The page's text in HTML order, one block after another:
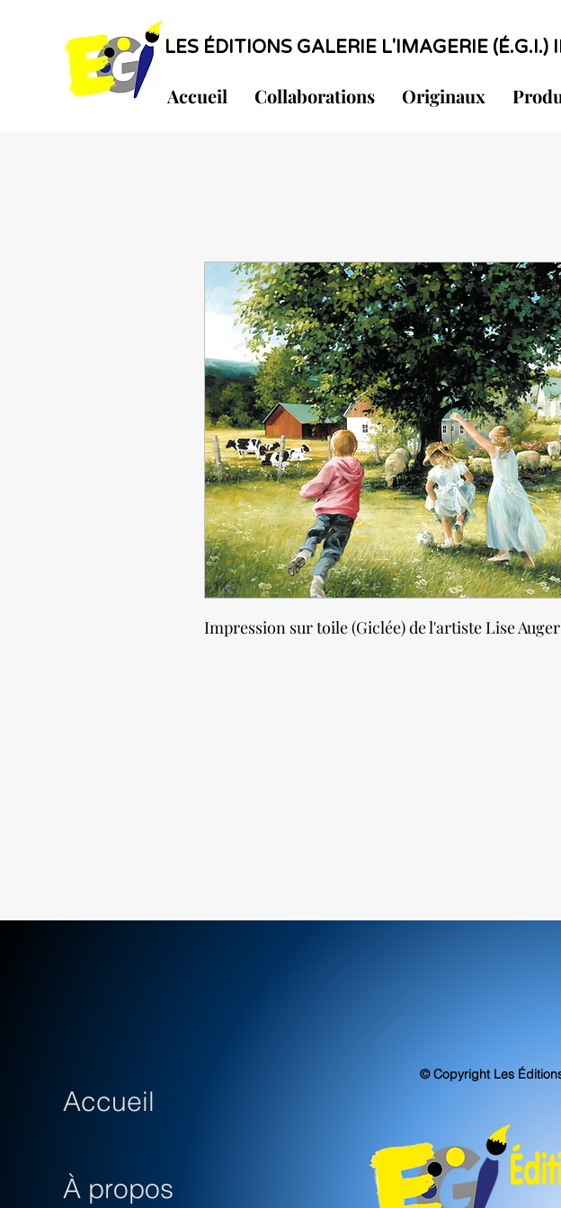
LES ÉDITIONS GALERIE L'IMAGERIE (É.G.I.)
Accueil Collaborations Originaux
Impression sur toile (Giclée) de l'artiste Lise Auger
Accueil
À propos
© Copyright Les